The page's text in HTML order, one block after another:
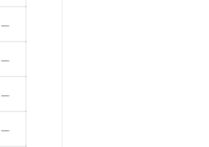
–
–
–
–